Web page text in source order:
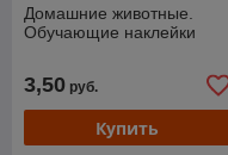
Домашние животные.
Обучающие наклейки
3,50 руб.
Купить